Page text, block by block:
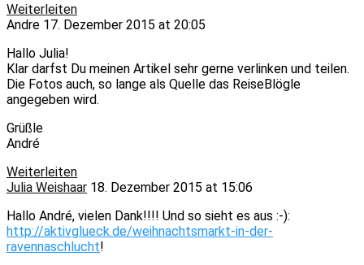
Weiterleiten
Andre 17. Dezember 2015 at 20:05
Hallo Julia!
Klar darfst Du meinen Artikel sehr gerne verlinken und teilen.
Die Fotos auch, so lange als Quelle das ReiseBlögle
angegeben wird.
Grüßle
André
Weiterleiten
Julia Weishaar 18. Dezember 2015 at 15:06
Hallo André, vielen Dank!!!! Und so sieht es aus :-):
http://aktivglueck.de/weihnachtsmarkt-in-der-
ravennaschlucht!